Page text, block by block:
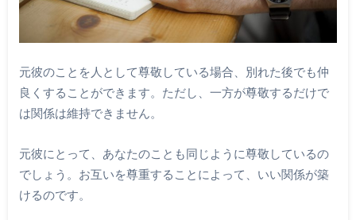
元彼のことを人として尊敬している場合、別れた後でも仲
良くすることができます。ただし、一方が尊敬するだけで
は関係は維持できません。
元彼にとって、あなたのことも同じように尊敬しているの
でしょう。お互いを尊重することによって、いい関係が築
けるのです。